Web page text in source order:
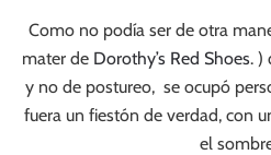
Como no podía ser de otra
mater de Dorothy’s Red Shoes. )
y no de postureo, se ocupó
fuera un fiestón de verdad, con
el